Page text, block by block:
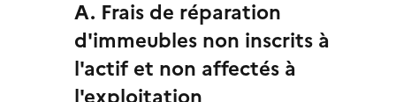
A. Frais de réparation
d'immeubles non inscrits à
l'actif et non affectés à